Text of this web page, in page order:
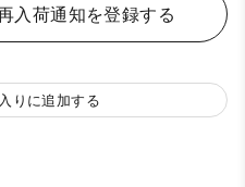
入荷通知を登録する
りに追加する